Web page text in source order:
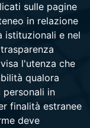
sulle pagine
in relazione
istituzionali e nel
l'utenza che
qualora
in
finalità estranee
deve